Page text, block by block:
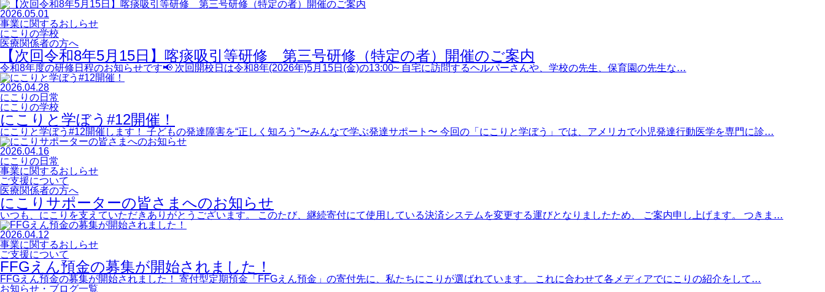
2026.05.01
事業に関するおしらせ
にこりの学校
医療関係者の方へ
【次回令和8年5月15日】喀痰吸引等研修 第三号研修（特定の者）開催のご案内
令和8年度の研修日程のお知らせです📢 次回開校日は令和8年(2026年)5月15日(金)の13:00~ 自宅に訪問するヘルパーさんや、学校の先生、保育園の先生な…
2026.04.28
にこりの日常
にこりの学校
にこりと学ぼう#12開催！
にこりと学ぼう#12開催します！ 子どもの発達障害を“正しく知ろう”〜みんなで学ぶ発達サポート〜 今回の「にこりと学ぼう」では、アメリカで小児発達行動医学を専門に診…
2026.04.16
にこりの日常
事業に関するおしらせ
ご支援について
医療関係者の方へ
にこりサポーターの皆さまへのお知らせ
いつも、にこりを支えていただきありがとうございます。 このたび、継続寄付にて使用している決済システムを変更する運びとなりましたため、 ご案内申し上げます。 つきま…
2026.04.12
事業に関するおしらせ
ご支援について
FFGえん預金​の募集が開始されました！
FFGえん預金の募集が開始されました！ 寄付型定期預金「FFGえん預金」の寄付先に、私たちにこりが選ばれています。 これに合わせて各メディアでにこりの紹介をして…
お知らせ・ブログ一覧